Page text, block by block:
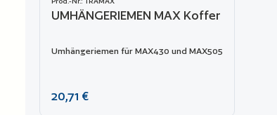
UMHÄNGERIEMEN MAX Koffer
Umhängeriemen für MAX430 und MAX505
Regulärer Preis:
20,71 €